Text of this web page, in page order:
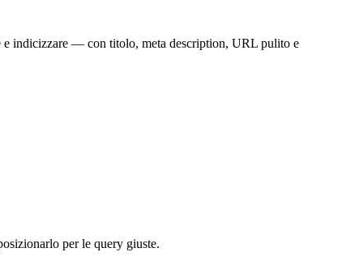
e indicizzare — con titolo, meta description, URL pulito e
per le query giuste.